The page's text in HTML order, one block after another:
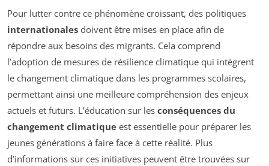
Pour lutter contre ce phénomène croissant, des politiques
internationales doivent être mises en place afin de
répondre aux besoins des migrants. Cela comprend
l’adoption de mesures de résilience climatique qui intègrent
le changement climatique dans les programmes scolaires,
permettant ainsi une meilleure compréhension des enjeux
actuels et futurs. L’éducation sur les conséquences du
changement climatique est essentielle pour préparer les
jeunes générations à faire face à cette réalité. Plus
d’informations sur ces initiatives peuvent être trouvées sur